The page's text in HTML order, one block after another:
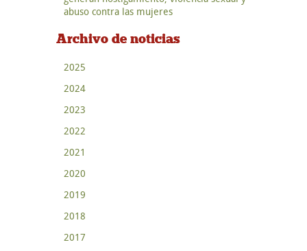
abuso contra las mujeres
Archivo de noticias
2025
2024
2023
2022
2021
2020
2019
2018
2017